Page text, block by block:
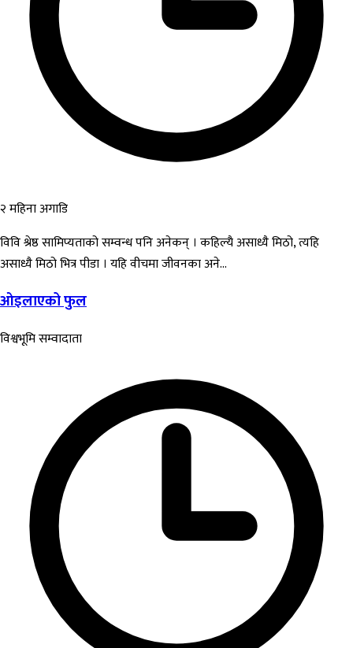
२ महिना अगाडि
विवि श्रेष्ठ सामिप्यताको सम्वन्ध पनि अनेकन् । कहिल्यै असाध्यै मिठो, त्यहि
असाध्यै मिठो भित्र पीडा । यहि वीचमा जीवनका अने...
ओइलाएको फुल
विश्वभूमि सम्वादाता